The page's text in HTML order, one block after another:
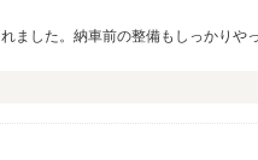
ました。納車前の整備もしっかりや